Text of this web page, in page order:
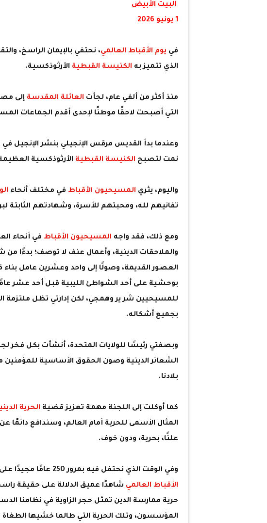
البيت الأبيض
1 يونيو 2026
في يوم الأقباط العالمي، نحتفي بالإيمان الراسخ،
الذي تتميز به الكنيسة القبطية الأرثوذكسية.
منذ أكثر من ألفي عام، لجأت العائلة المقدسة إلى
التي أصبحت لاحقًا موطنًا لإحدى أقدم الجماعات
وعندما بدأ القديس مرقس الإنجيلي بنشر الإنجيل
نمت لتصبح الكنيسة القبطية الأرثوذكسية
واليوم، يثري المسيحيون الأقباط في مختلف أنحاء
تفانيهم لله، ومحبتهم للأسرة، وشهادتهم الثابتة
ومع ذلك، فقد واجه المسيحيون الأقباط في أنحاء
والملاحقات الدينية، وأعمال عنف لا توصف؛ بدءًا
العصور القديمة، وصولًا إلى واحد وعشرين عامل بناء
بوحشية على أحد الشواطئ الليبية قبل أحد عشر
للمسيحيين شر ير وهمجي، لكن إدارتي تظل ملتزمة
بجميع أشكاله.
وبصفتي رئيسًا للولايات المتحدة، أنشأت بكل فخر
الشعائر الدينية وصون الحقوق الأساسية للمؤمنين
بلادنا.
كما أوكلت إلى اللجنة مهمة تعزيز قضية الحرية
المثال الأسمى للحرية أمام العالم، وسندافع
علنًا، بحرية، ودون خوف.
وفي الوقت الذي نحتفل فيه بمرور 250 عامًا مجيدًا على استقلال
الأقباط العالمي شاهدًا عميق الدلالة على حقيقة
حرية ممارسة الدين تمثل حجر الزاوية في نظامنا
المؤسسون، وتلك الحرية التي طالما خشيها الطغاة